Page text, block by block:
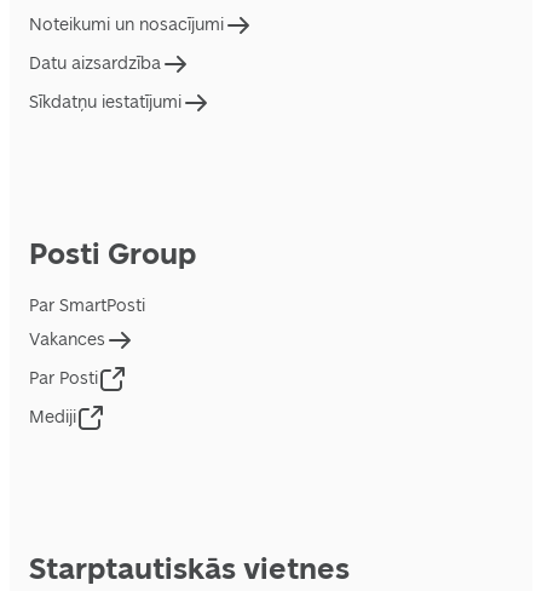
Noteikumi un nosacījumi
Datu aizsardzība
Sīkdatņu iestatījumi
Posti Group
Par SmartPosti
Vakances
Par Posti
Mediji
Starptautiskās vietnes